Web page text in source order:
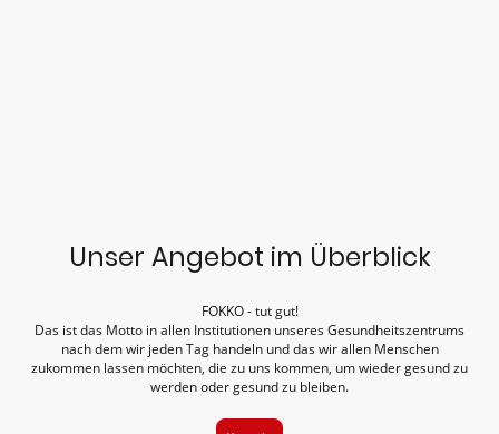
Unser Angebot im Überblick
FOKKO - tut gut!
Das ist das Motto in allen Institutionen unseres Gesundheitszentrums
nach dem wir jeden Tag handeln und das wir allen Menschen
zukommen lassen möchten, die zu uns kommen, um wieder gesund zu
werden oder gesund zu bleiben.